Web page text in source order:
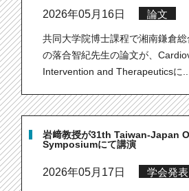
2026年05月16日 論文
共同大学院博士課程で湘南鎌倉
の落合智紀先生の論文が、
Intervention and Therapeuticsに
岩﨑教授が31th Taiwan-Japan
Symposiumにて講演
2026年05月17日 学会発表